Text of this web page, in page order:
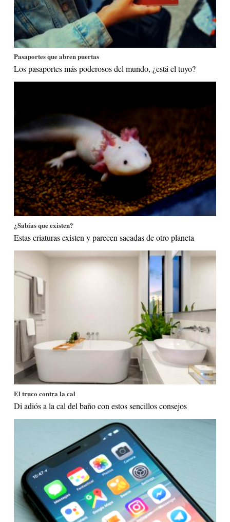
Pasaportes que abren puertas
Los pasaportes más poderosos del mundo, ¿está el tuyo?
¿Sabías que existen?
Estas criaturas existen y parecen sacadas de otro planeta
El truco contra la cal
Di adiós a la cal del baño con estos sencillos consejos